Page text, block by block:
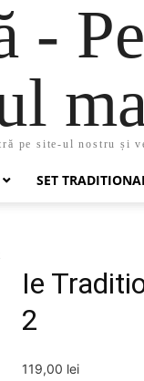
-
pe site-ul nostru și
SET
Ie
2
119,00 lei